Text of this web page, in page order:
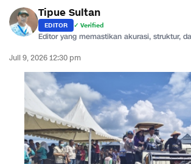
Tipue Sultan
EDITOR ✓ Verified
Editor yang memastikan akurasi, struktur,
Juli 9, 2026 12:30 pm